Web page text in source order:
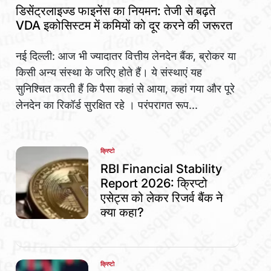
IN
डिसेंट्रलाइज्ड फाइनेंस का नियमन: तेजी से बढ़ते
VDA इकोसिस्टम में कमियों को दूर करने की जरूरत
नई दिल्ली: आज भी ज्यादातर वित्तीय लेनदेन बैंक, ब्रोकर या
किसी अन्य संस्था के जरिए होते हैं। ये संस्थाएं यह
सुनिश्चित करती हैं कि पैसा कहां से आया, कहां गया और पूरे
लेनदेन का रिकॉर्ड सुरक्षित रहे । परंपरागत रूप...
POSTED
IN
क्रिप्टो
RBI Financial Stability
Report 2026: क्रिप्टो
एसेट्स को लेकर रिजर्व बैंक ने
क्या कहा?
POSTED
क्रिप्टो